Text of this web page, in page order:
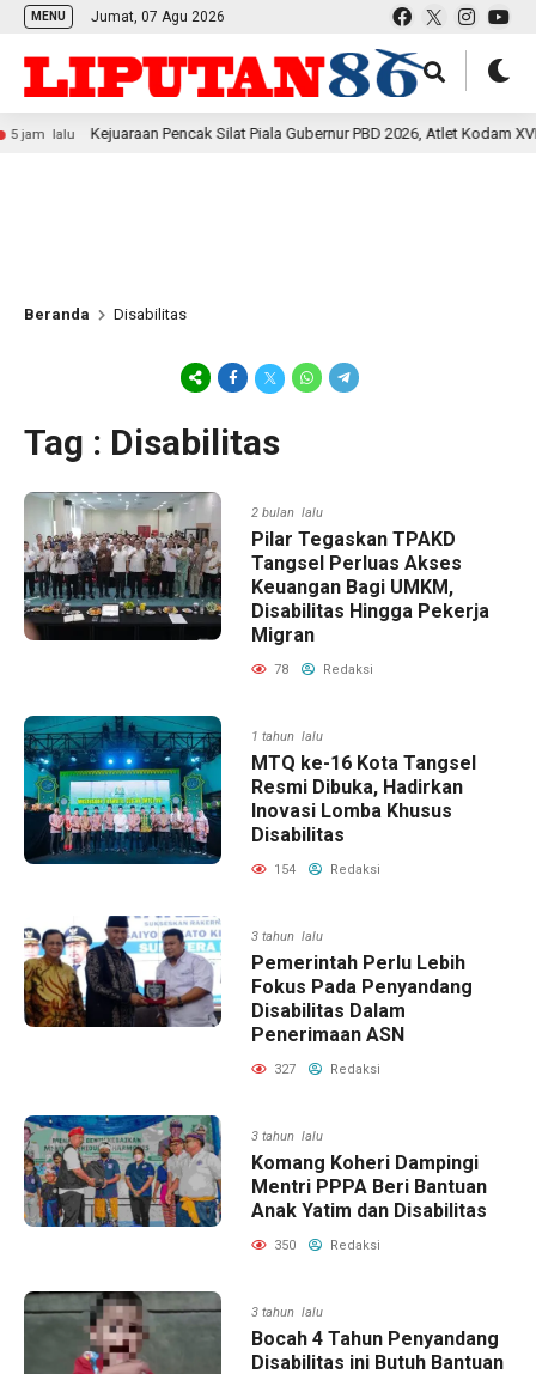
MENU Jumat, 07 Agu 2026
Kejuaraan Pencak Silat Piala Gubernur PBD 2026, Atlet Kodam XVIII
Beranda Disabilitas
Tag : Disabilitas
2 bulan lalu
Pilar Tegaskan TPAKD
Tangsel Perluas Akses
Keuangan Bagi UMKM,
Disabilitas Hingga Pekerja
Migran
78 Redaksi
1 tahun lalu
MTQ ke-16 Kota Tangsel
Resmi Dibuka, Hadirkan
Inovasi Lomba Khusus
Disabilitas
154 Redaksi
3 tahun lalu
Pemerintah Perlu Lebih
Fokus Pada Penyandang
Disabilitas Dalam
Penerimaan ASN
327 Redaksi
3 tahun lalu
Komang Koheri Dampingi
Mentri PPPA Beri Bantuan
Anak Yatim dan Disabilitas
350 Redaksi
3 tahun lalu
Bocah 4 Tahun Penyandang
Disabilitas ini Butuh Bantuan